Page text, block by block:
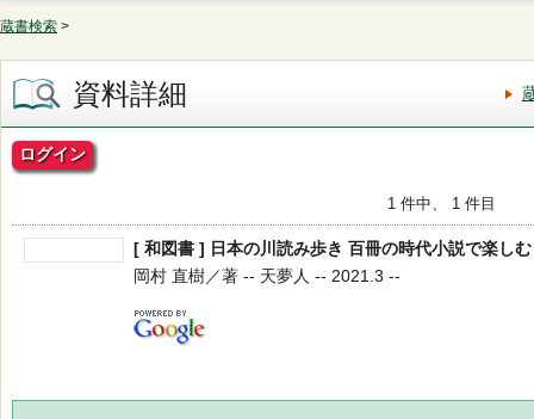
蔵書検索 >
資料詳細
ログイン
1 件中、 1 件目
[ 和図書 ] 日本の川読み歩き 百冊の時代小説で楽しむ
岡村 直樹／著 -- 天夢人 -- 2021.3 --